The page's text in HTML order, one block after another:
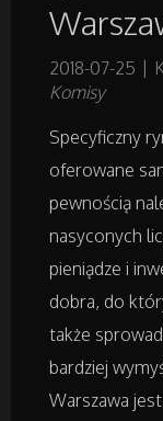
2018-07-25
Komisy
Specyficzny
oferowane
pewnością
nasyconych
pieniądze i
dobra, do
także
bardziej
Warszawa